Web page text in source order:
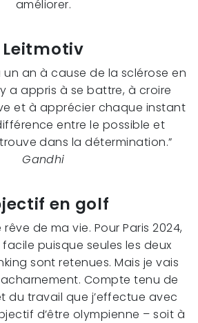
améliorer.
Leitmotiv
an à cause de la sclérose en
a appris à se battre, à croire
et à apprécier chaque instant
entre le possible et
dans la détermination.”
Gandhi
en golf
rêve de ma vie. Pour Paris 2024,
puisque seules les deux
sont retenues. Mais je vais
Compte tenu de
du travail que j’effectue avec
d’être olympienne – soit à